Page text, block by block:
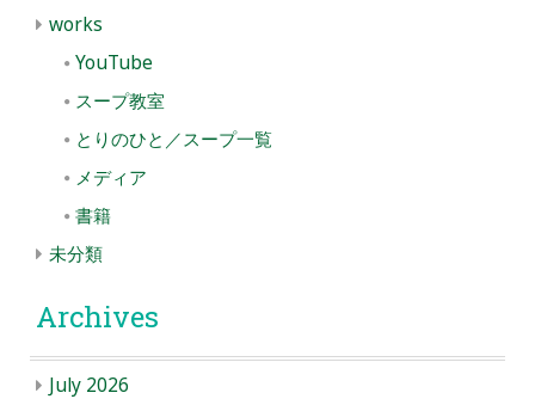
works
YouTube
スープ教室
とりのひと／スープ一覧
メディア
書籍
未分類
Archives
July 2026